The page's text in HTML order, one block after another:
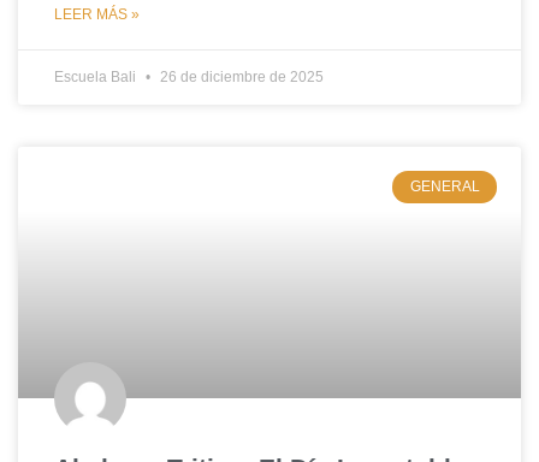
LEER MÁS »
Escuela Bali 26 de diciembre de 2025
GENERAL